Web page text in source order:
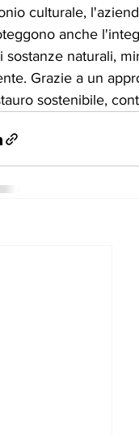
culturale,
anche
sostanze naturali,
Grazie a un
sostenibile,